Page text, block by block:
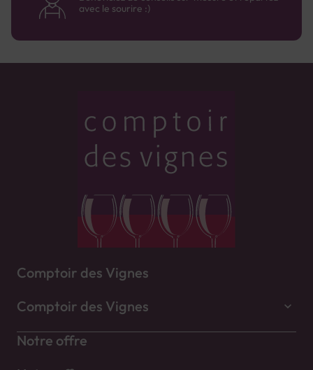
avec le sourire :)
Comptoir des Vignes
Comptoir des Vignes
Notre offre